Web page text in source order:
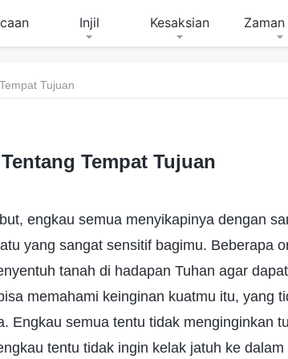
Injil Kesaksian
Tujuan
Tentang Tempat Tujuan
engkau semua menyikapinya dengan
yang sangat sensitif bagimu. Beberapa
tanah di hadapan Tuhan agar
memahami keinginan kuatmu itu, yang
Engkau semua tentu tidak menginginkan
tentu tidak ingin kelak jatuh ke